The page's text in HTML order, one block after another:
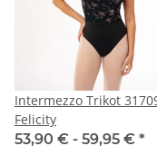
Intermezzo Trikot
Felicity
53,90 € - 59,95 € *